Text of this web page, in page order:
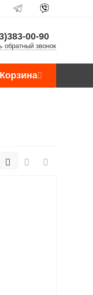
00-90
обратный звонок
Корзина